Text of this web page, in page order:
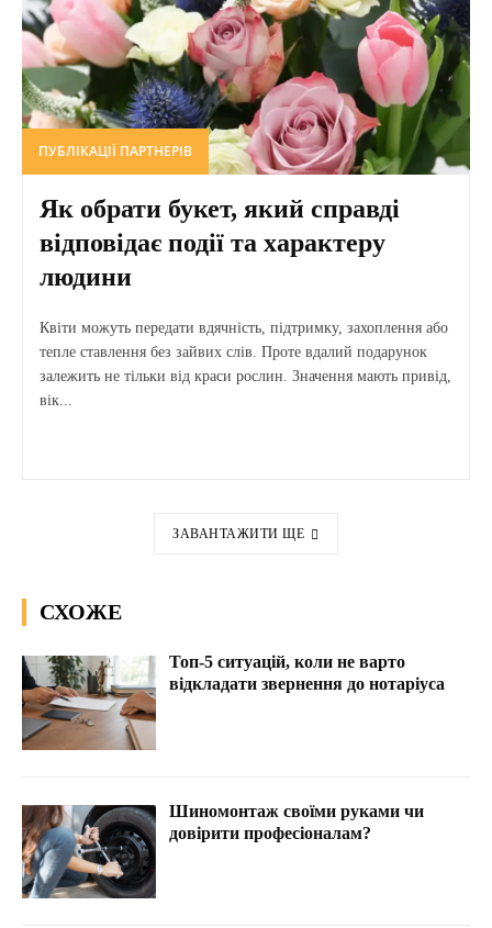
ПУБЛІКАЦІЇ ПАРТНЕРІВ
Як обрати букет, який справді
відповідає події та характеру
людини
Квіти можуть передати вдячність, підтримку, захоплення або
тепле ставлення без зайвих слів. Проте вдалий подарунок
залежить не тільки від краси рослин. Значення мають привід,
вік...
ЗАВАНТАЖИТИ ЩЕ
СХОЖЕ
Топ-5 ситуацій, коли не варто
відкладати звернення до нотаріуса
Шиномонтаж своїми руками чи
довірити професіоналам?